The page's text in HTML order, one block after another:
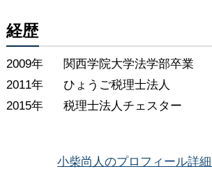
経歴
2009年
関西学院大学法学部卒業
2011年
ひょうご税理士法人
2015年
税理士法人チェスター
小柴尚人のプロフィール詳